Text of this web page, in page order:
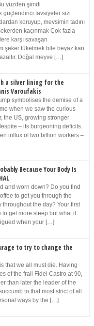
yüzden şimdi
güçlendirici tavsiyeler sizi
koruyup, mevsimin tadını
kaçınmak Çok fazla
karşı savaşan
şeker tüketmek bile beyaz kan
Doğal meyve […]
a silver lining for the
Varoufakis
symbolises the demise of a
when we saw the curious
the US, growing stronger
– its burgeoning deficits.
influx of two billion workers –
Because Your Body Is
and worn down? Do you find
to get you through the
the day? Your first
get more sleep but what if
when your […]
to try to change the
that we all must die. Having
of the frail Fidel Castro at 90,
than later the leader of the
to that most strict of all
ways by the […]